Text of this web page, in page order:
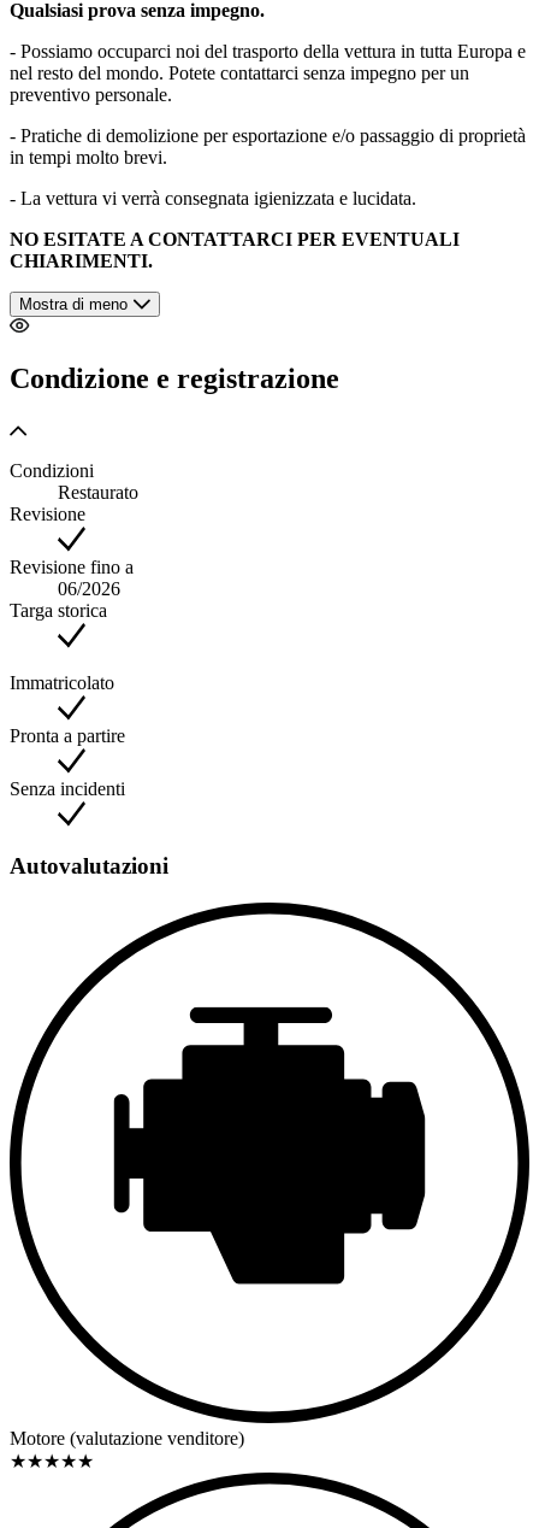
Qualsiasi prova senza impegno.
- Possiamo occuparci noi del trasporto della vettura in tutta Europa e
nel resto del mondo. Potete contattarci senza impegno per un
preventivo personale.
- Pratiche di demolizione per esportazione e/o passaggio di proprietà
in tempi molto brevi.
- La vettura vi verrà consegnata igienizzata e lucidata.
NO ESITATE A CONTATTARCI PER EVENTUALI
CHIARIMENTI.
Mostra di meno
Condizione e registrazione
Condizioni
Restaurato
Revisione
Revisione fino a
06/2026
Targa storica
Immatricolato
Pronta a partire
Senza incidenti
Autovalutazioni
Motore (valutazione venditore)
★★★★★